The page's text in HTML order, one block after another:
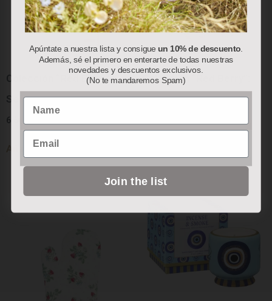
Colección “Red Berry”:
Servilletas de Papel
6.50 €
Añadir al carrito
Colección “Red Berry”:
Bolsa Térmica
Apúntate a nuestra lista y consigue un 10% de descuento
Además, sé el primero en enterarte de todas nuestras
novedades y descuentos exclusivos.
(No te mandaremos Spam)
Name
Email
Join the list